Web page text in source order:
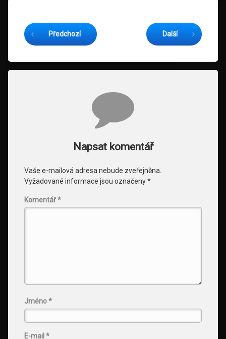
Předchozí Další
Napsat komentář
Vaše e-mailová adresa nebude zveřejněna.
Vyžadované informace jsou označeny*
Komentář*
Jméno*
E-mail *